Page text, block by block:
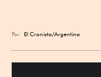
Por El Cronista/Argentina